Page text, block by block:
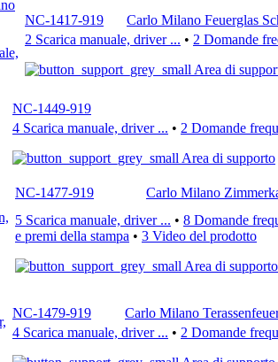
NC-1417-919
Carlo Milano Feuerglas
2 Scarica manuale, driver ... • 2 Domande
Area di
NC-1449-919
4 Scarica manuale, driver ... • 2 Domande
Area di supporto
NC-1477-919
Carlo Milano
5 Scarica manuale, driver ... • 8 Domande
e premi della stampa • 3 Video del prodotto
Area di supporto
NC-1479-919
Carlo Milano
4 Scarica manuale, driver ... • 2 Domande